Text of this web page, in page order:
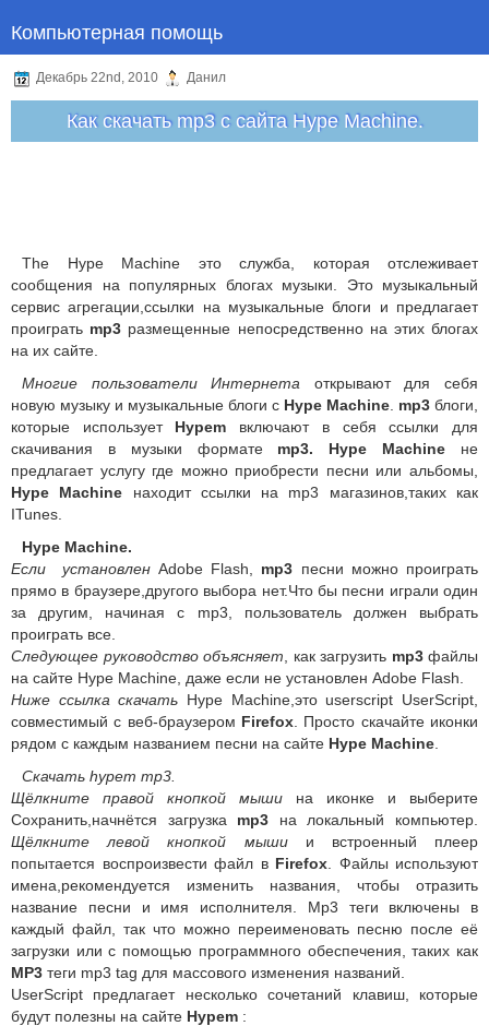
Компьютерная помощь
Декабрь 22nd, 2010 Данил
Как скачать mp3 с сайта Hype Machine.
The Hype Machine это служба, которая отслеживает
сообщения на популярных блогах музыки. Это музыкальный
сервис агрегации,ссылки на музыкальные блоги и предлагает
проиграть mp3 размещенные непосредственно на этих блогах
на их сайте.
Многие пользователи Интернета открывают для себя
новую музыку и музыкальные блоги с Hype Machine mp3 блоги,
которые использует Hypem включают в себя ссылки для
скачивания в музыки формате mp3. Hype Machine не
предлагает услугу где можно приобрести песни или альбомы,
Hype Machine находит ссылки на mp3 магазинов,таких как
ITunes.
Hype Machine.
Если установленAdobe Flash, mp3 песни можно проиграть
прямо в браузере,другого выбора нет.Что бы песни играли один
за другим, начиная с mp3, пользователь должен выбрать
проиграть все.
Следующее руководство объясняет , как загрузить mp3файлы
на сайте Hype Machine, даже если не установлен Adobe Flash.
Ниже ссылка скачать Hype Machine,это userscript UserScript,
совместимый с веб-браузером Firefox . Просто скачайте иконки
рядом с каждым названием песни на сайте Hype Machine
Скачать hypem mp3.
Щёлкните правой кнопкой мыши на иконке и выберите
Сохранить,начнётся загрузка mp3 на локальный компьютер.
Щёлкните левой кнопкой мышии встроенный плеер
попытается воспроизвести файл в Firefox . Файлы используют
имена,рекомендуется изменить названия, чтобы отразить
название песни и имя исполнителя. Mp3 теги включены в
каждый файл, так что можно переименовать песню после её
загрузки или с помощью программного обеспечения, таких как
MP3 теги mp3 tag для массового изменения названий.
UserScript предлагает несколько сочетаний клавиш, которые
будут полезны на сайте Hypem :